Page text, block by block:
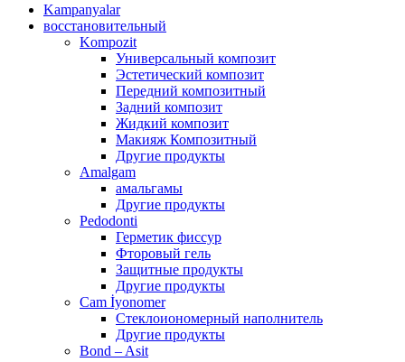
Kampanyalar
восстановительный
Kompozit
Универсальный композит
Эстетический композит
Передний композитный
Задний композит
Жидкий композит
Макияж Композитный
Другие продукты
Amalgam
амальгамы
Другие продукты
Pedodonti
Герметик фиссур
Фторовый гель
Защитные продукты
Другие продукты
Cam İyonomer
Стеклоиономерный наполнитель
Другие продукты
Bond – Asit